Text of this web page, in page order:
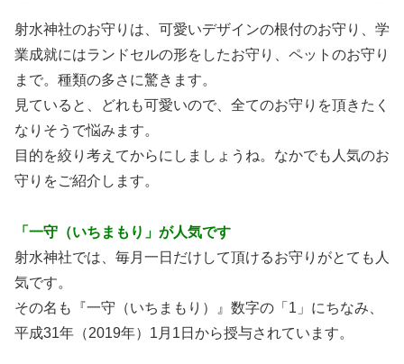
射水神社のお守りは、可愛いデザインの根付のお守り、学
業成就にはランドセルの形をしたお守り、ペットのお守り
まで。種類の多さに驚きます。
見ていると、どれも可愛いので、全てのお守りを頂きたく
なりそうで悩みます。
目的を絞り考えてからにしましょうね。なかでも人気のお
守りをご紹介します。
「一守（いちまもり」が人気です
射水神社では、毎月一日だけして頂けるお守りがとても人
気です。
その名も『一守（いちまもり）』数字の「1」にちなみ、
平成31年（2019年）1月1日から授与されています。